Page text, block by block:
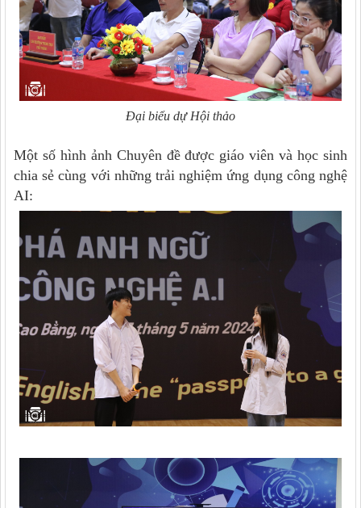
Đại biểu dự Hội thảo
Một số hình ảnh Chuyên đề được giáo viên và học sinh
chia sẻ cùng với những trải nghiệm ứng dụng công nghệ
AI: